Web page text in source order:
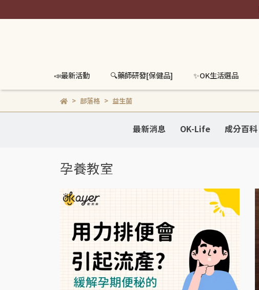
📣最新活動 🔍️藥師研發[保健品] ✨OK生活選品
部落格 益生菌
最新消息 OK-Life 成分百科
孕養教室